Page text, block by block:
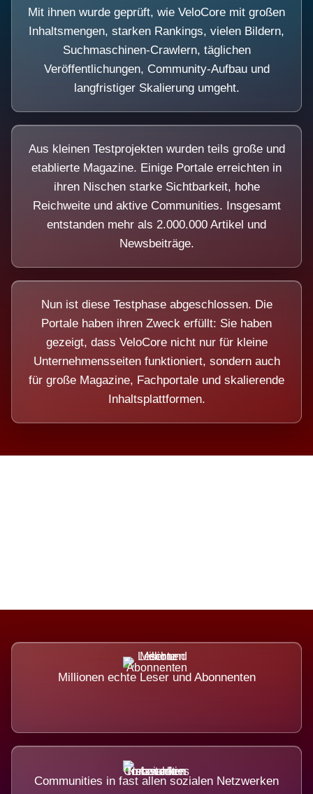
Mit ihnen wurde geprüft, wie VeloCore mit großen
Inhaltsmengen, starken Rankings, vielen Bildern,
Suchmaschinen-Crawlern, täglichen
Veröffentlichungen, Community-Aufbau und
langfristiger Skalierung umgeht.
Aus kleinen Testprojekten wurden teils große und
etablierte Magazine. Einige Portale erreichten in
ihren Nischen starke Sichtbarkeit, hohe
Reichweite und aktive Communities. Insgesamt
entstanden mehr als 2.000.000 Artikel und
Newsbeiträge.
Nun ist diese Testphase abgeschlossen. Die
Portale haben ihren Zweck erfüllt: Sie haben
gezeigt, dass VeloCore nicht nur für kleine
Unternehmensseiten funktioniert, sondern auch
für große Magazine, Fachportale und skalierende
Inhaltsplattformen.
Millionen echte Leser und Abonnenten
Communities in fast allen sozialen Netzwerken